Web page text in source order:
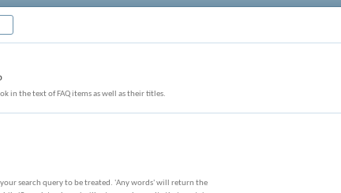
in the text of FAQ items as well as their titles.
search query to be treated. 'Any words' will return the